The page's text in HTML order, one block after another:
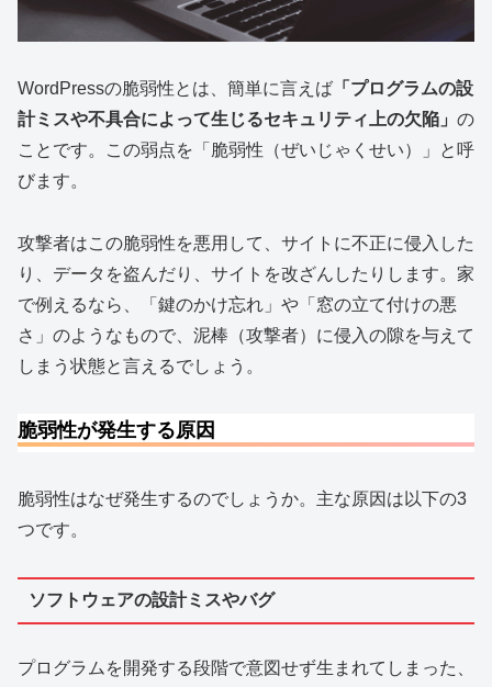
WordPressの脆弱性とは、簡単に言えば 「プログラムの設
計ミスや不具合によって生じるセキュリティ上の欠陥」 の
ことです。この弱点を「脆弱性（ぜいじゃくせい）」と呼
びます。
攻撃者はこの脆弱性を悪用して、サイトに不正に侵入した
り、データを盗んだり、サイトを改ざんしたりします。家
で例えるなら、「鍵のかけ忘れ」や「窓の立て付けの悪
さ」のようなもので、泥棒（攻撃者）に侵入の隙を与えて
しまう状態と言えるでしょう。
脆弱性が発生する原因
脆弱性はなぜ発生するのでしょうか。主な原因は以下の3
つです。
ソフトウェアの設計ミスやバグ
プログラムを開発する段階で意図せず生まれてしまった、